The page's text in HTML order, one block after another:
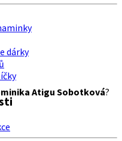
dárky
Atigu Sobotková?